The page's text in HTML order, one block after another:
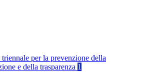
triennale per la prevenzione della
e della trasparenza 1